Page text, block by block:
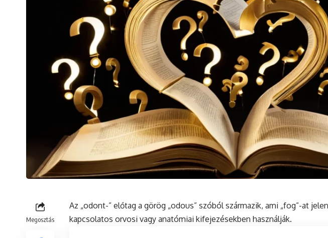
Megosztás
Az „odont-” előtag a görög „odous” szóból származik, ami „fog”-at
kapcsolatos orvosi vagy anatómiai kifejezésekben használják.